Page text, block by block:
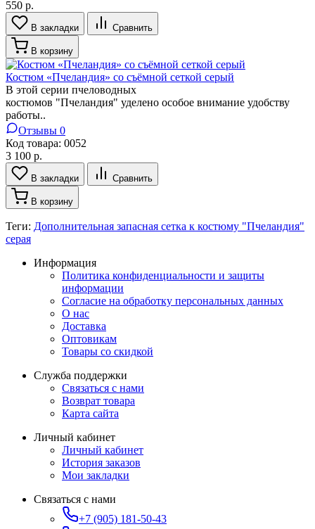
550 р.
В закладки Сравнить
В корзину
Костюм «Пчеландия» со съёмной сеткой серый
В этой серии пчеловодных
костюмов "Пчеландия" уделено особое внимание удобству
работы..
Отзывы 0
Код товара: 0052
3 100 р.
В закладки Сравнить
В корзину
Теги: Дополнительная запасная сетка к костюму "Пчеландия"
серая
Информация
Политика конфиденциальности и защиты
информации
Согласие на обработку персональных данных
О нас
Доставка
Оптовикам
Товары со скидкой
Служба поддержки
Связаться с нами
Возврат товара
Карта сайта
Личный кабинет
Личный кабинет
История заказов
Мои закладки
Связаться с нами
+7 (905) 181-50-43